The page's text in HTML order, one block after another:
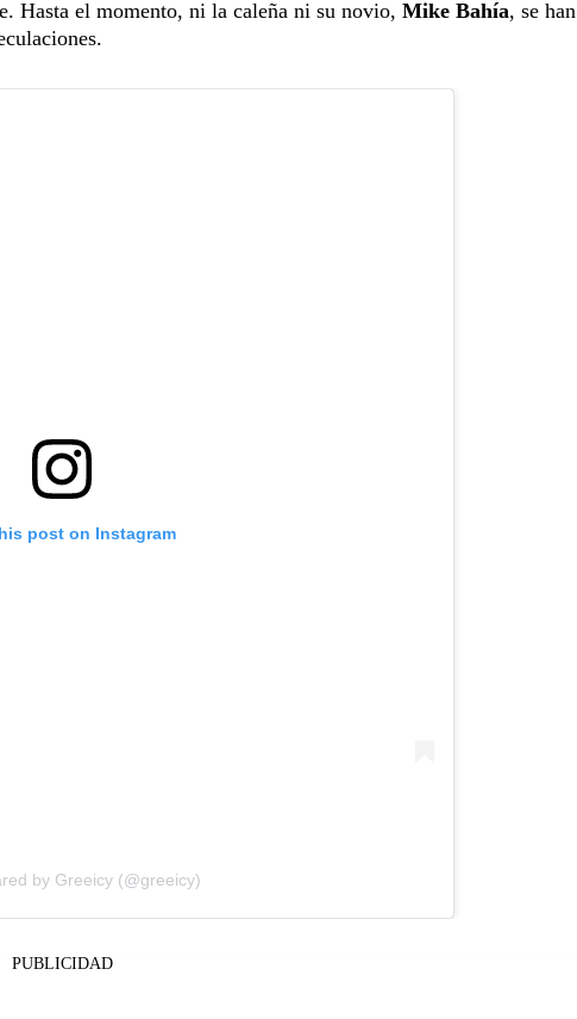
Hasta el momento, ni la caleña ni su novio, Mike Bahía, se han
post on Instagram
by Greeicy (@greeicy)
PUBLICIDAD